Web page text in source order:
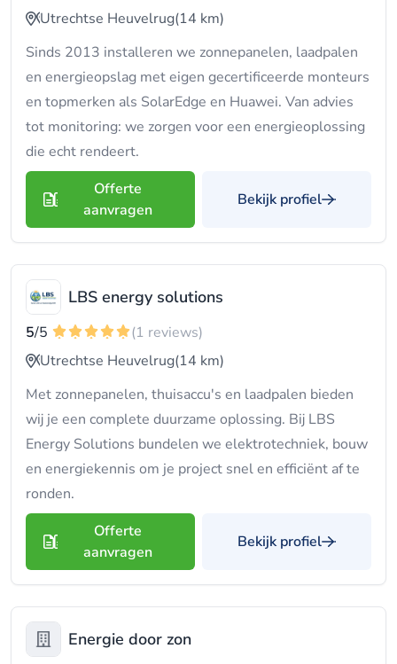
Utrechtse Heuvelrug(14 km)
Sinds 2013 installeren we zonnepanelen, laadpalen
en energieopslag met eigen gecertificeerde monteurs
en topmerken als SolarEdge en Huawei. Van advies
tot monitoring: we zorgen voor een energieoplossing
die echt rendeert.
Offerte
aanvragen
Bekijk profiel
LBS energy solutions
5/5
(1 reviews)
Utrechtse Heuvelrug(14 km)
Met zonnepanelen, thuisaccu's en laadpalen bieden
wij je een complete duurzame oplossing. Bij LBS
Energy Solutions bundelen we elektrotechniek, bouw
en energiekennis om je project snel en efficiënt af te
ronden.
Offerte
aanvragen
Bekijk profiel
Energie door zon